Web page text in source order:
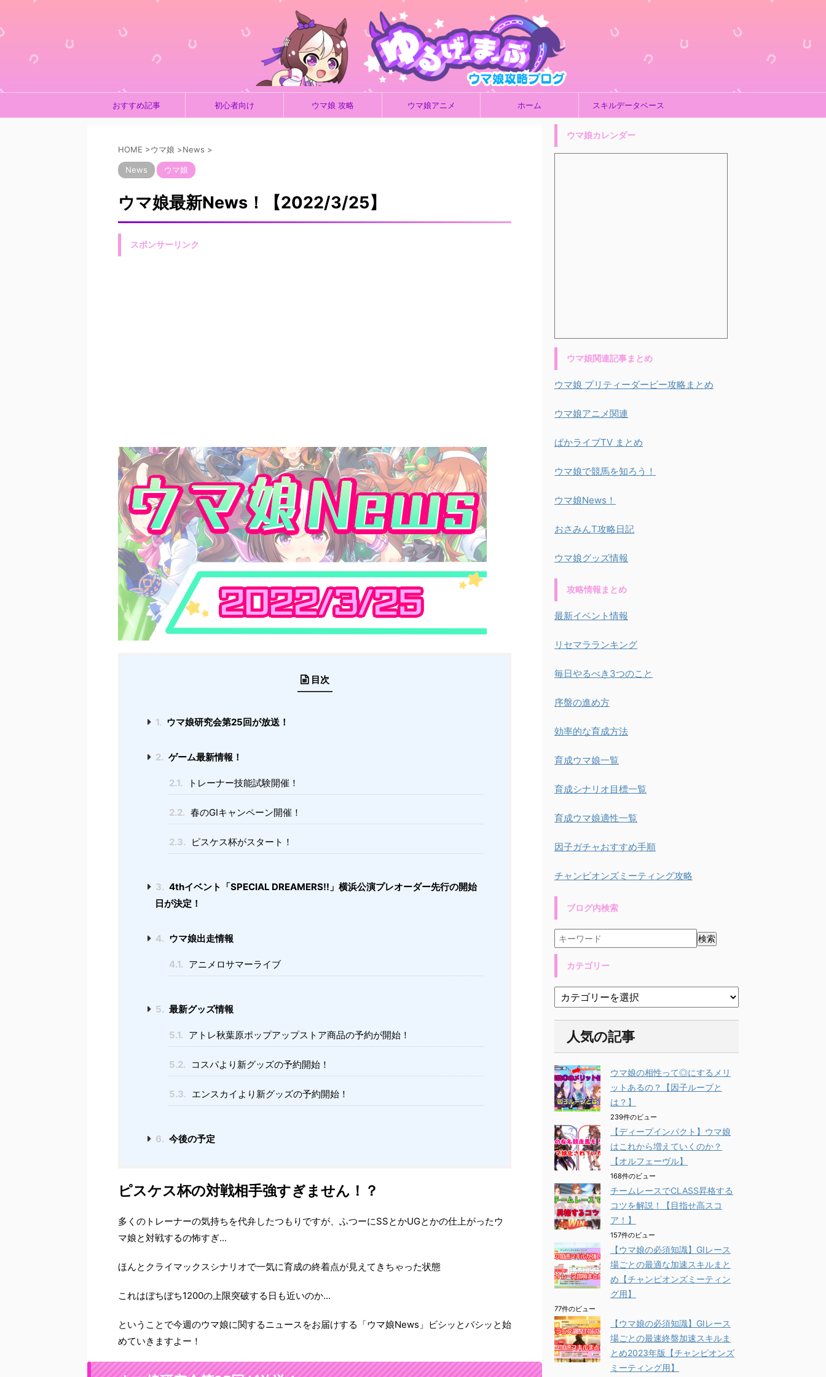
おすすめ記事 初心者向け ウマ娘 攻略 ウマ娘アニメ ホーム スキルデータベース
HOME >ウマ娘 >News >
News ウマ娘
ウマ娘最新News！【2022/3/25】
スポンサーリンク
目次
1. ウマ娘研究会第25回が放送！
2. ゲーム最新情報！
2.1. トレーナー技能試験開催！
2.2. 春のGⅠキャンペーン開催！
2.3. ピスケス杯がスタート！
3. 4thイベント「SPECIAL DREAMERS!!」横浜公演プレオーダー先行の開始
日が決定！
4. ウマ娘出走情報
4.1. アニメロサマーライブ
5. 最新グッズ情報
5.1. アトレ秋葉原ポップアップストア商品の予約が開始！
5.2. コスパより新グッズの予約開始！
5.3. エンスカイより新グッズの予約開始！
6. 今後の予定
ピスケス杯の対戦相手強すぎません！？
多くのトレーナーの気持ちを代弁したつもりですが、ふつーにSSとかUGとかの仕上がったウ
マ娘と対戦するの怖すぎ...
ほんとクライマックスシナリオで一気に育成の終着点が見えてきちゃった状態
これはぼちぼち1200の上限突破する日も近いのか...
ということで今週のウマ娘に関するニュースをお届けする「ウマ娘News」ビシッとバシッと始
めていきますよー！
ウマ娘カレンダー
ウマ娘関連記事まとめ
ウマ娘 プリティーダービー攻略まとめ
ウマ娘アニメ関連
ぱかライブTV まとめ
ウマ娘で競馬を知ろう！
ウマ娘News！
おさみんT攻略日記
ウマ娘グッズ情報
攻略情報まとめ
最新イベント情報
リセマラランキング
毎日やるべき3つのこと
序盤の進め方
効率的な育成方法
育成ウマ娘一覧
育成シナリオ目標一覧
育成ウマ娘適性一覧
因子ガチャおすすめ手順
チャンピオンズミーティング攻略
ブログ内検索
カテゴリー
人気の記事
ウマ娘の相性って◎にするメリ
ットあるの？【因子ループと
は？】
239件のビュー
【ディープインパクト】ウマ娘
はこれから増えていくのか？
【オルフェーヴル】
168件のビュー
チームレースでCLASS昇格する
コツを解説！【目指せ高スコ
ア！】
157件のビュー
【ウマ娘の必須知識】GⅠレース
場ごとの最適な加速スキルまと
め【チャンピオンズミーティン
グ用】
77件のビュー
【ウマ娘の必須知識】GⅠレース
場ごとの最速終盤加速スキルま
とめ2023年版【チャンピオンズ
ミーティング用】